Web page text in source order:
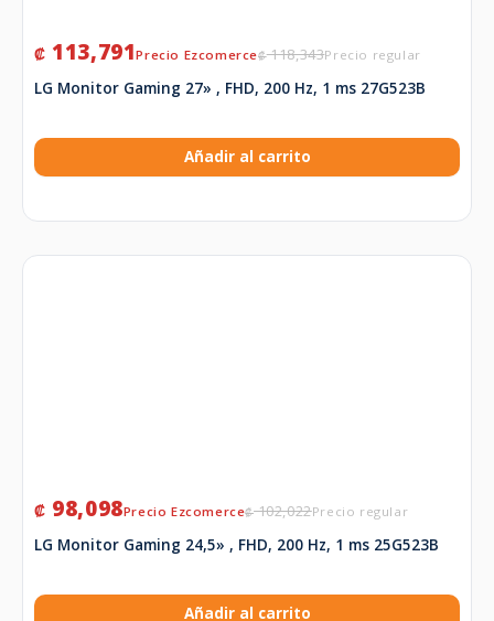
₡118,343
₡ 113,791
LG Monitor Gaming 27» , FHD, 200 Hz, 1 ms 27G523B
Añadir al carrito
₡102,022
₡ 98,098
LG Monitor Gaming 24,5» , FHD, 200 Hz, 1 ms 25G523B
Añadir al carrito